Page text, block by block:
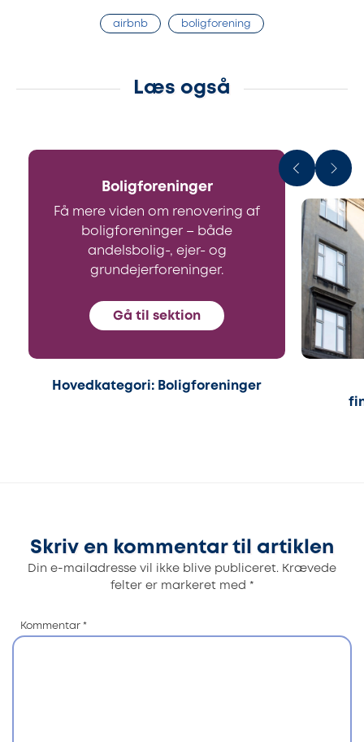
airbnb boligforening
Læs også
Boligforeninger
Få mere viden om renovering af
boligforeninger – både
andelsbolig-, ejer- og
grundejerforeninger.
Gå til sektion
Hovedkategori: Boligforeninger
Skriv en kommentar til artiklen
Din e-mailadresse vil ikke blive publiceret. Krævede
felter er markeret med *
Kommentar *